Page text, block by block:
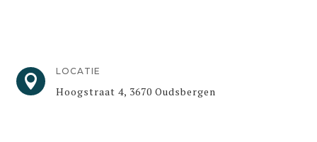

LOCATIE
Hoogstraat 4, 3670 Oudsbergen